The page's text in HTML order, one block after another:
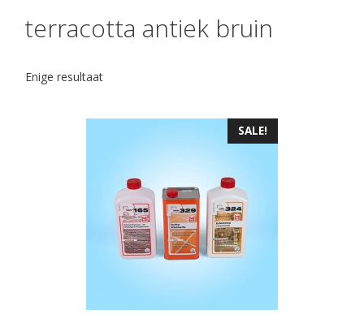
terracotta antiek bruin
Enige resultaat
SALE!